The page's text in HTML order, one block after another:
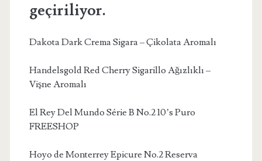
geçiriliyor.
Dakota Dark Crema Sigara – Çikolata Aromalı
Handelsgold Red Cherry Sigarillo Ağızlıklı –
Vişne Aromalı
El Rey Del Mundo Série B No.2 10’s Puro
FREESHOP
Hoyo de Monterrey Epicure No.2 Reserva